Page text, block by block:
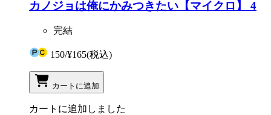
カノジョは俺にかみつきたい【マイクロ】 4
完結
150/¥165(税込)
カートに追加
カートに追加しました